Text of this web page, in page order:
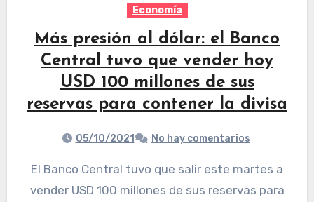
Economía
Más presión al dólar: el Banco
Central tuvo que vender hoy
USD 100 millones de sus
reservas para contener la divisa
05/10/2021 No hay comentarios
El Banco Central tuvo que salir este martes a
vender USD 100 millones de sus reservas para